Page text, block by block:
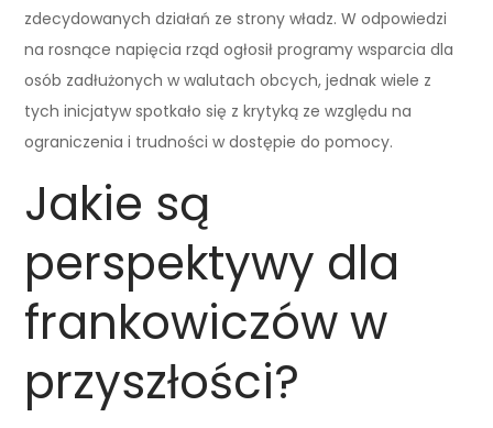
zdecydowanych działań ze strony władz. W odpowiedzi
na rosnące napięcia rząd ogłosił programy wsparcia dla
osób zadłużonych w walutach obcych, jednak wiele z
tych inicjatyw spotkało się z krytyką ze względu na
ograniczenia i trudności w dostępie do pomocy.
Jakie są
perspektywy dla
frankowiczów w
przyszłości?